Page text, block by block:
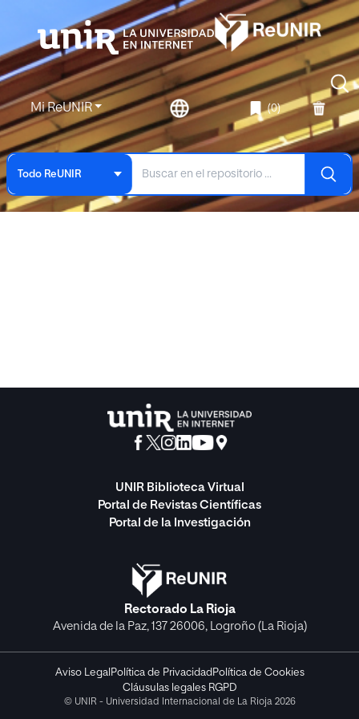
Mi ReUNIR (0)
Todo ReUNIR
UNIR Biblioteca Virtual
Portal de Revistas Científicas
Portal de la Investigación
Rectorado La Rioja
Avenida de la Paz, 137 26006, Logroño (La Rioja)
Aviso Legal Política de Privacidad Política de Cookies
Cláusulas legales RGPD
© UNIR - Universidad Internacional de La Rioja 2026